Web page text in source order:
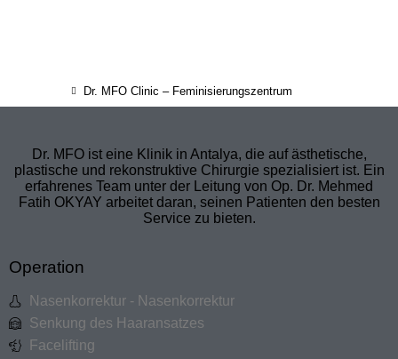
Dr. MFO Clinic – Feminisierungszentrum
Dr. MFO ist eine Klinik in Antalya, die auf ästhetische,
plastische und rekonstruktive Chirurgie spezialisiert ist. Ein
erfahrenes Team unter der Leitung von Op. Dr. Mehmed
Fatih OKYAY arbeitet daran, seinen Patienten den besten
Service zu bieten.
Operation
Nasenkorrektur - Nasenkorrektur
Senkung des Haaransatzes
Facelifting